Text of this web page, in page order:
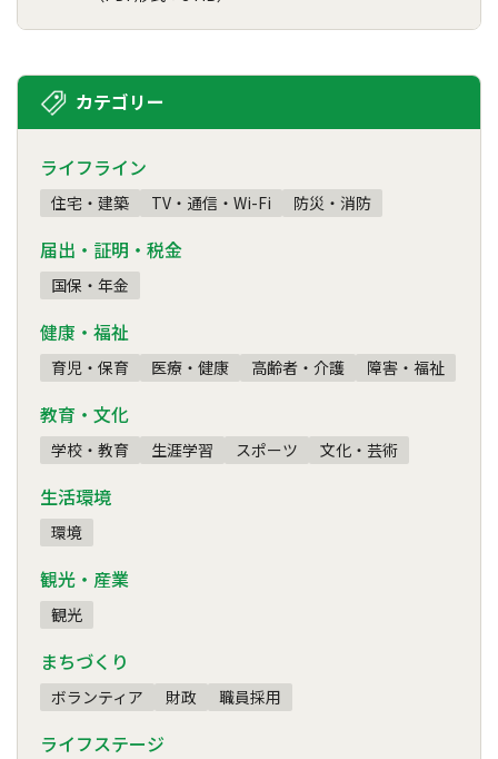
カテゴリー
ライフライン
住宅・建築 TV・通信・Wi-Fi 防災・消防
届出・証明・税金
国保・年金
健康・福祉
育児・保育 医療・健康 高齢者・介護 障害・福祉
教育・文化
学校・教育 生涯学習 スポーツ 文化・芸術
生活環境
環境
観光・産業
観光
まちづくり
ボランティア 財政 職員採用
ライフステージ